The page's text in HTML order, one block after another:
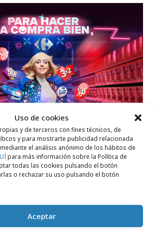
Uso de cookies
y de terceros con fines técnicos, de
y para mostrarte publicidad relacionada
el análisis anónimo de los hábitos de
para más información sobre la Política de
todas las cookies pulsando el botón
o rechazar su uso pulsando el botón
Aceptar
2026
al ritmo de Raffaella Carrà